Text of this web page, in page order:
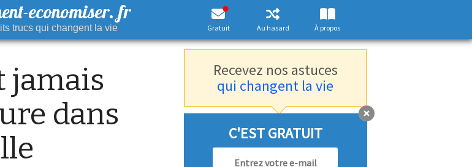
economiser. fr
trucs qui changent la vie Gratuit Au hasard À propos
jamais
dans
Recevez nos astuces
qui changent la vie
C'EST GRATUIT